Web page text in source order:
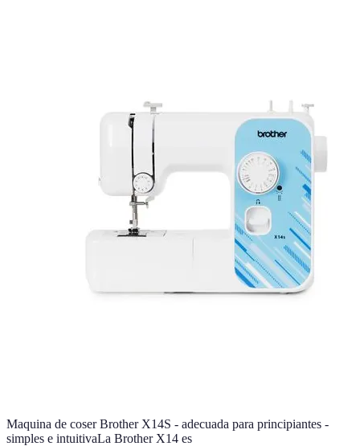
Maquina de coser Brother X14S - adecuada para principiantes -
simples e intuitivaLa Brother X14 es